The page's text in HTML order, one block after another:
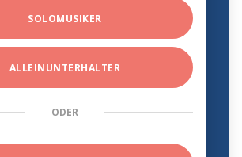
SOLOMUSIKER
ALLEINUNTERHALTER
ODER